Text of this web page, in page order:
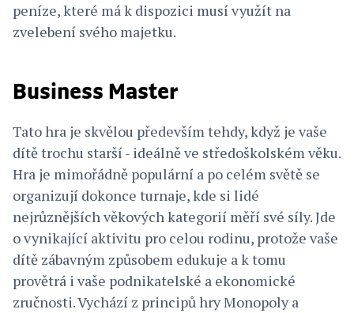
peníze, které má k dispozici musí využít na
zvelebení svého majetku.
Business Master
Tato hra je skvělou především tehdy, když je vaše
dítě trochu starší - ideálně ve středoškolském věku.
Hra je mimořádně populární a po celém světě se
organizují dokonce turnaje, kde si lidé
nejrůznějších věkových kategorií měří své síly. Jde
o vynikající aktivitu pro celou rodinu, protože vaše
dítě zábavným způsobem edukuje a k tomu
provětrá i vaše podnikatelské a ekonomické
zručnosti. Vychází z principů hry Monopoly a